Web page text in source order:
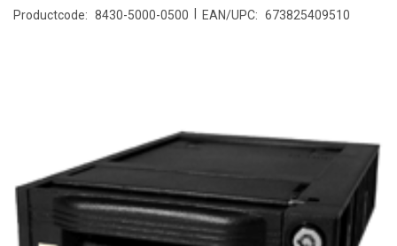
Productcode: 8430-5000-0500 EAN/UPC: 673825409510